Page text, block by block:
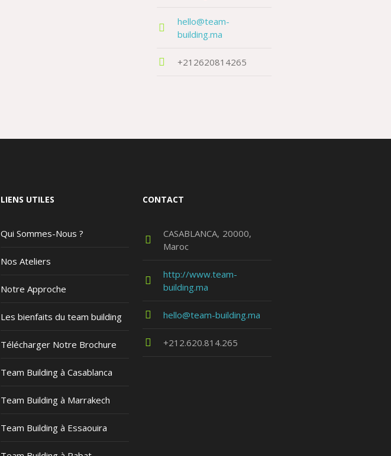
hello@team-
building.ma
+212620814265
LIENS UTILES
Qui Sommes-Nous ?
Nos Ateliers
Notre Approche
Les bienfaits du team building
Télécharger Notre Brochure
Team Building à Casablanca
Team Building à Marrakech
Team Building à Essaouira
CONTACT
CASABLANCA 20000
Maroc
http://www.team-
building.ma
hello@team-building.ma
+212.620.814.265